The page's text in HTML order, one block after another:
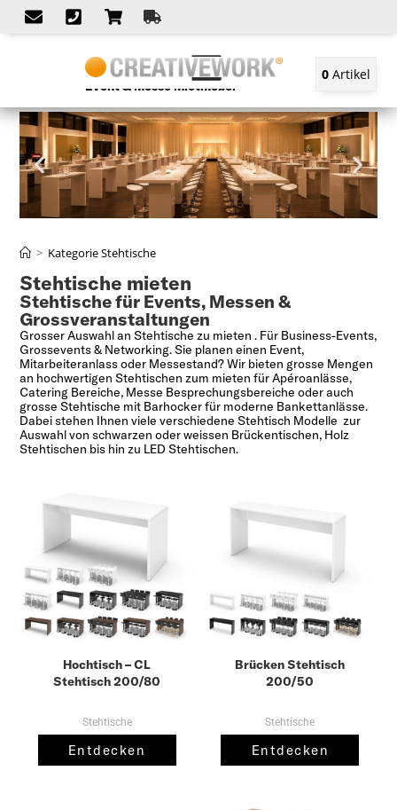
Event & Messe Mietmöbel
0Artikel
> Kategorie Stehtische
Stehtische mieten
Stehtische für Events, Messen &
Grossveranstaltungen
Grosser Auswahl an Stehtische zu mieten . Für Business-Events,
Grossevents & Networking. Sie planen einen Event,
Mitarbeiteranlass oder Messestand? Wir bieten grosse Mengen
an hochwertigen Stehtischen zum mieten für Apéroanlässe,
Catering Bereiche, Messe Besprechungsbereiche oder auch
grosse Stehtische mit Barhocker für moderne Bankettanlässe.
Dabei stehen Ihnen viele verschiedene Stehtisch Modelle zur
Auswahl von schwarzen oder weissen Brückentischen, Holz
Stehtischen bis hin zu LED Stehtischen.
Hochtisch – CL
Stehtisch 200/80
Stehtische
Entdecken
Brücken Stehtisch
200/50
Stehtische
Entdecken